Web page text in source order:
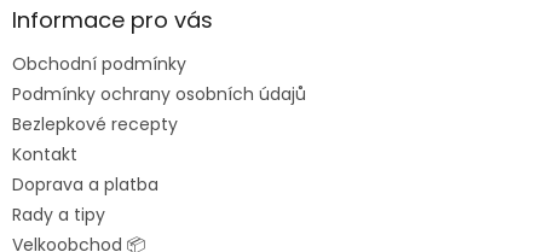
aInformace pro vás
Obchodní podmínky
Podmínky ochrany osobních údajů
Bezlepkové recepty
Kontakt
Doprava a platba
Rady a tipy
Velkoobchod 📦